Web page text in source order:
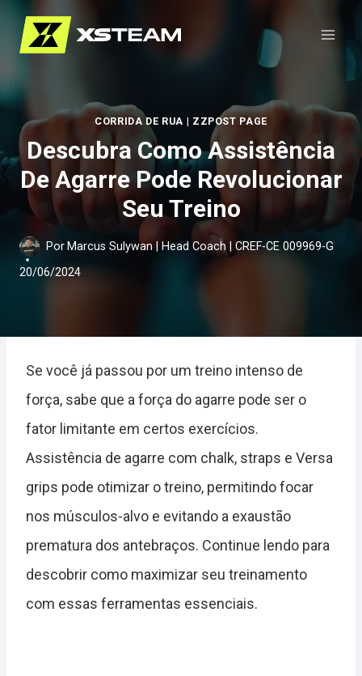
Pular
para
Conteúdo
CORRIDA DE RUA | ZZPOST PAGE
Descubra Como Assistência
De Agarre Pode Revolucionar
Seu Treino
Por Marcus Sulywan | Head Coach | CREF-CE 009969-G
20/06/2024
Se você já passou por um treino intenso de
força, sabe que a força do agarre pode ser o
fator limitante em certos exercícios.
Assistência de agarre com chalk, straps e Versa
grips pode otimizar o treino, permitindo focar
nos músculos-alvo e evitando a exaustão
prematura dos antebraços. Continue lendo para
descobrir como maximizar seu treinamento
com essas ferramentas essenciais.